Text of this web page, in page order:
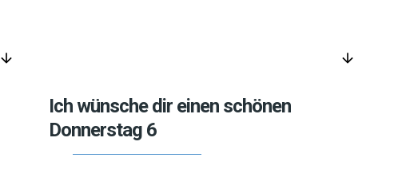
arrow_downward arrow_downward
Ich wünsche dir einen schönen
Donnerstag 6